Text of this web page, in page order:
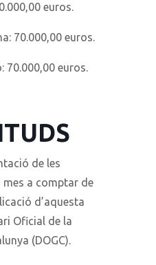
euros.
70.000,00 euros.
70.000,00 euros.
de les
mes a comptar de
d’aquesta
Oficial de la
(DOGC).